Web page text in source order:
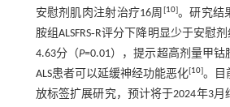
安慰剂肌肉注射治疗16周 [10]。研究结
胺组ALSFRS‐R评分下降明显少于安慰
4.63分（P=0.01），提示超高剂量甲钴
ALS患者可以延缓神经功能恶化[10]。目
放标签扩展研究，预计将于2024年3月